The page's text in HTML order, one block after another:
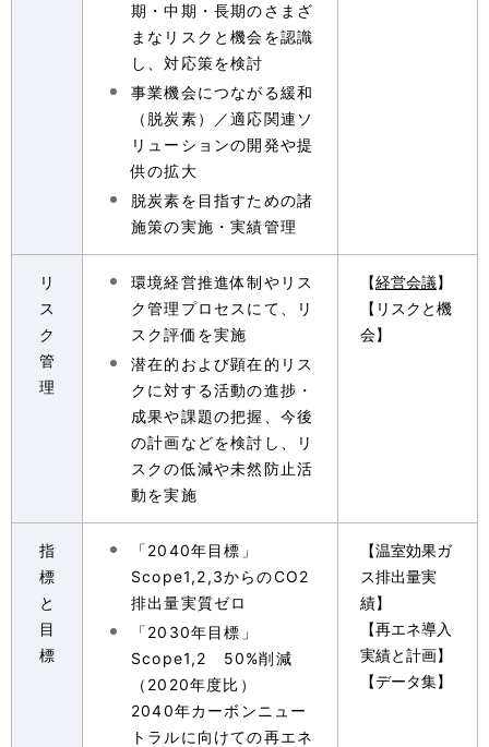
期・中期・長期のさまざ
まなリスクと機会を認識
し、対応策を検討
事業機会につながる緩和
（脱炭素）／適応関連ソ
リューションの開発や提
供の拡大
脱炭素を目指すための諸
施策の実施・実績管理
リ
ス
ク
管
理
環境経営推進体制やリス
ク管理プロセスにて、リ
スク評価を実施
潜在的および顕在的リス
クに対する活動の進捗・
成果や課題の把握、今後
の計画などを検討し、リ
スクの低減や未然防止活
動を実施
【経営会議】
【リスクと機
会】
指
標
と
目
標
「2040年目標」
Scope1,2,3からのCO2
排出量実質ゼロ
「2030年目標」
Scope1,2 50%削減
（2020年度比）
2040年カーボンニュー
トラルに向けての再エネ
【温室効果ガ
ス排出量実
績】
【再エネ導入
実績と計画】
【データ集】